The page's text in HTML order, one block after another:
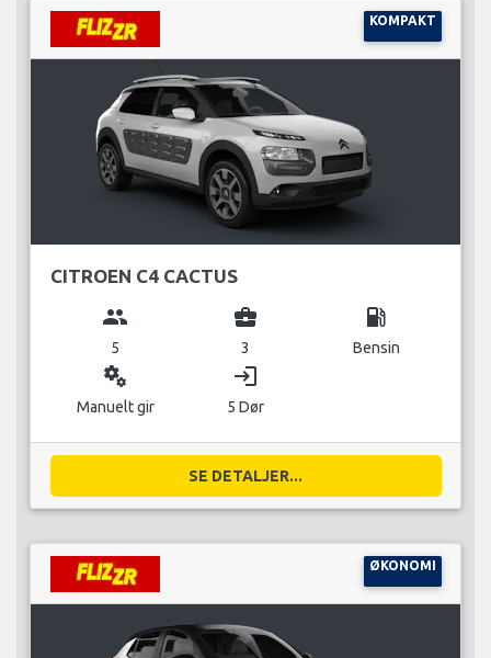
KOMPAKT
CITROEN C4 CACTUS
group
5
business_center
3
local_gas_station
Bensin
miscellaneous_services
Manuelt gir
login
5 Dør
SE DETALJER...
ØKONOMI